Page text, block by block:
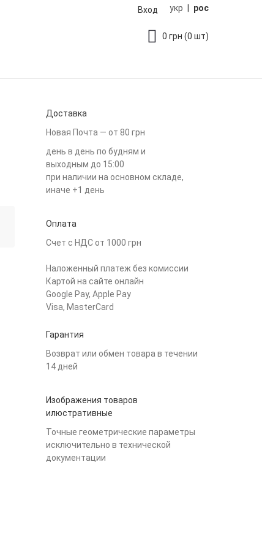
укр рос
Вход
0 грн (0 шт)
Доставка
Новая Почта — от 80 грн
день в день по будням и
выходным до 15:00
при наличии на основном складе,
иначе +1 день
Оплата
Счет с НДС от 1000 грн
Наложенный платеж без комиссии
Картой на сайте онлайн
Google Pay, Apple Pay
Visa, MasterCard
Гарантия
Возврат или обмен товара в течении
14 дней
Изображения товаров
илюстративные
Точные геометрические параметры
исключительно в технической
документации